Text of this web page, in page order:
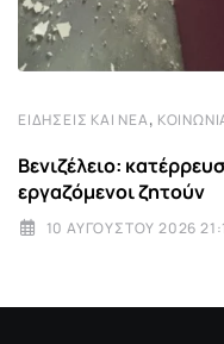
ΕΙΔΉΣΕΙΣ ΚΑΙ ΝΈΑ,
Βενιζέλειο:
εργαζόμενοι ζητούν
10 ΑΥΓΟΎΣΤΟΥ 2026